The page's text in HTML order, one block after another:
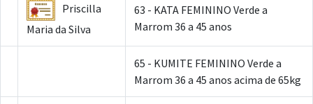
Priscilla
Maria da Silva
63 - KATA FEMININO Verde a
Marrom 36 a 45 anos
65 - KUMITE FEMININO Verde a
Marrom 36 a 45 anos acima de 65kg